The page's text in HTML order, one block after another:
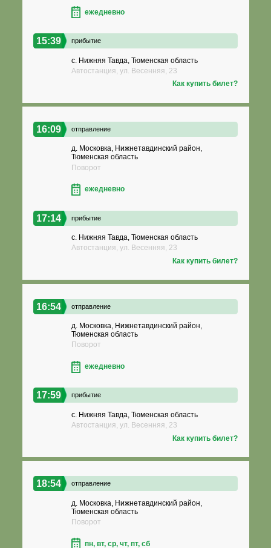
ежедневно
15:39 прибытие
с. Нижняя Тавда, Тюменская область
Автостанция, ул. Весенняя, 23
Как купить билет?
16:09 отправление
д. Московка, Нижнетавдинский район,
Тюменская область
Поворот
ежедневно
17:14 прибытие
с. Нижняя Тавда, Тюменская область
Автостанция, ул. Весенняя, 23
Как купить билет?
16:54 отправление
д. Московка, Нижнетавдинский район,
Тюменская область
Поворот
ежедневно
17:59 прибытие
с. Нижняя Тавда, Тюменская область
Автостанция, ул. Весенняя, 23
Как купить билет?
18:54 отправление
д. Московка, Нижнетавдинский район,
Тюменская область
Поворот
пн, вт, ср, чт, пт, сб